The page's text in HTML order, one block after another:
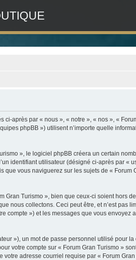
après par « nous », « notre », « nos », «
phpBB ») utilisent n’importe quelle
», le logiciel phpBB créera un certain
identifiant utilisateur (désigné ci-après par
vous naviguerez sur les sujets de «
Turismo », bien que ceux-ci soient hors
nous collectons. Ceci peut être, et n’est pas
») et les messages que vous envoyez
»), un mot de passe personnel utilisé pour
votre compte sur « Forum Gran Turismo »
adresse courriel requise par « Forum